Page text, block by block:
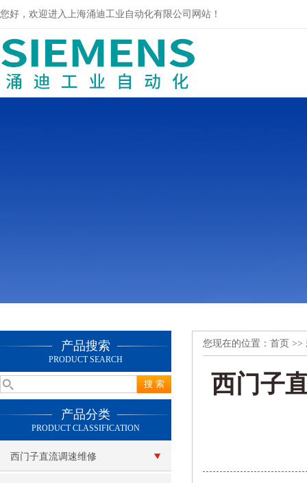
您好，欢迎进入上海涌迪工业自动化有限公司网站！
产品搜索
PRODUCT SEARCH
产品分类
PRODUCT CLASSIFICATION
西门子直流调速维修
您现在的位置： 首页 >>
西门子